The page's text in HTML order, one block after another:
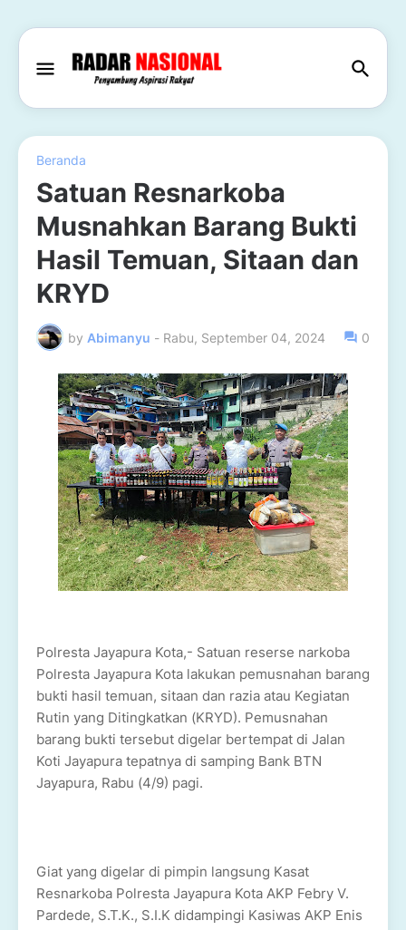
Beranda
Satuan Resnarkoba
Musnahkan Barang Bukti
Hasil Temuan, Sitaan dan
KRYD
by Abimanyu - Rabu, September 04, 2024 0
Polresta Jayapura Kota,- Satuan reserse narkoba
Polresta Jayapura Kota lakukan pemusnahan barang
bukti hasil temuan, sitaan dan razia atau Kegiatan
Rutin yang Ditingkatkan (KRYD). Pemusnahan
barang bukti tersebut digelar bertempat di Jalan
Koti Jayapura tepatnya di samping Bank BTN
Jayapura, Rabu (4/9) pagi.
Giat yang digelar di pimpin langsung Kasat
Resnarkoba Polresta Jayapura Kota AKP Febry V.
Pardede, S.T.K., S.I.K didampingi Kasiwas AKP Enis